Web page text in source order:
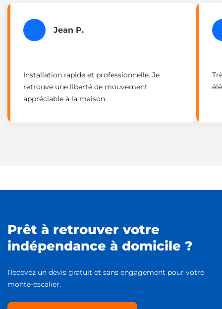
Jean P.
Installation rapide et professionnelle. Je
retrouve une liberté de mouvement
appréciable à la maison.
Prêt à retrouver votre
indépendance à domicile ?
Recevez un devis gratuit et sans engagement pour votre
monte-escalier.